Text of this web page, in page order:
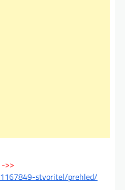
->>
stvoritel/prehled/